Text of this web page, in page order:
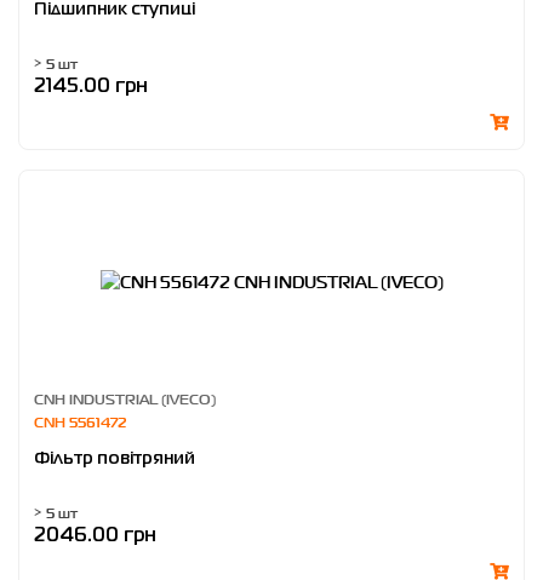
Підшипник ступиці
> 5 шт
2145.00 грн
CNH INDUSTRIAL (IVECO)
CNH 5561472
Фільтр повітряний
> 5 шт
2046.00 грн